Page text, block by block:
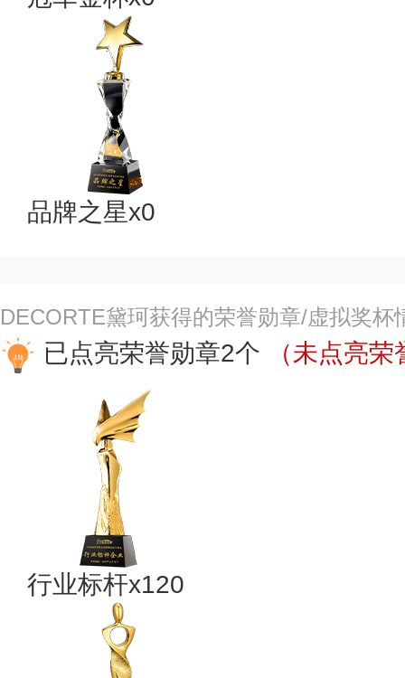
品牌之星x0
DECORTE黛珂获得的荣誉勋章/虚拟奖杯
已点亮荣誉勋章2个 （未点亮
行业标杆x120